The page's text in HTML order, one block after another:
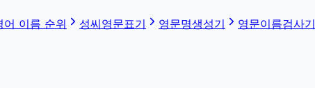
어 이름 순위 성씨영문표기 영문명생성기
영문이름검사기